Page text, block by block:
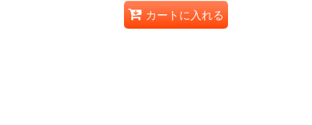
カートに入れる